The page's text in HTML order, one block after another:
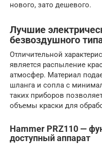
нового, зато дешевого.
Лучшие
безвоздушного
Отличительной
является распыление
атмосфер. Материал
шланга и сопла с
таких приборов
объемы краски для
Hammer PRZ110 —
доступный аппарат